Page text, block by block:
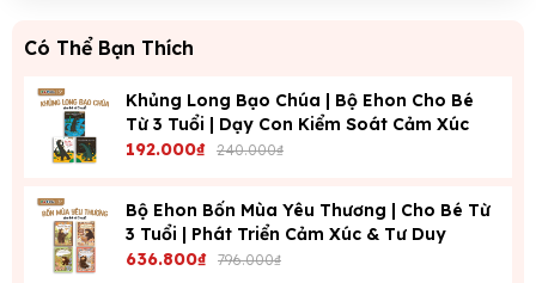
Có Thể Bạn Thích
Khủng Long Bạo Chúa | Bộ Ehon Cho Bé
Từ 3 Tuổi | Dạy Con Kiểm Soát Cảm Xúc
192.000₫ 240.000₫
Bộ Ehon Bốn Mùa Yêu Thương | Cho Bé Từ
3 Tuổi | Phát Triển Cảm Xúc & Tư Duy
636.800₫ 796.000₫